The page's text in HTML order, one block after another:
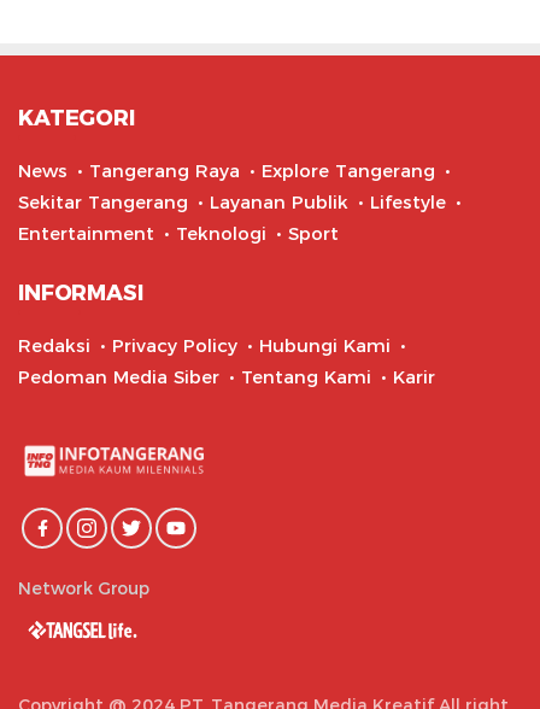
KATEGORI
News Tangerang Raya
Explore Tangerang
Sekitar Tangerang
Layanan Publik
Lifestyle
Entertainment
Teknologi Sport
INFORMASI
Redaksi Privacy Policy
Hubungi Kami
Pedoman Media Siber
Tentang Kami Karir
Network Group